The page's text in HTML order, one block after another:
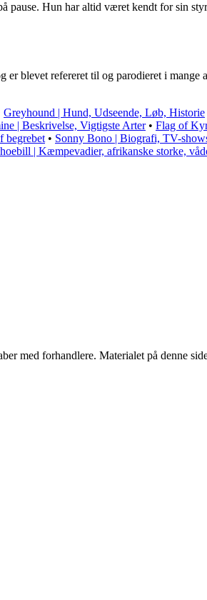
pause. Hun har altid været kendt for sin
blevet refereret til og parodieret i mange
Greyhound | Hund, Udseende, Løb, Historie
| Beskrivelse, Vigtigste Arter• Flag of
begrebet • Sonny Bono | Biografi, TV-
| Kæmpevadier, afrikanske storke,
med forhandlere. Materialet på denne